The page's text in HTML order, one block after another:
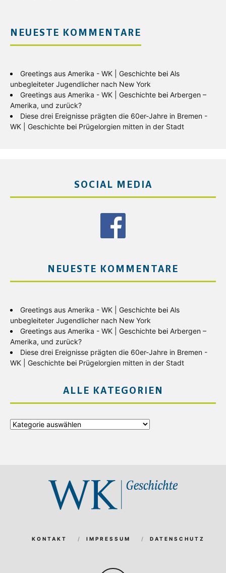
NEUESTE KOMMENTARE
Greetings aus Amerika - WK | Geschichte bei Als
unbegleiteter Jugendlicher nach New York
Greetings aus Amerika - WK | Geschichte bei Arbergen –
Amerika, und zurück?
Diese drei Ereignisse prägten die 60er-Jahre in Bremen -
WK | Geschichte bei Prügelorgien mitten in der Stadt
SOCIAL MEDIA
NEUESTE KOMMENTARE
Greetings aus Amerika - WK | Geschichte bei Als
unbegleiteter Jugendlicher nach New York
Greetings aus Amerika - WK | Geschichte bei Arbergen –
Amerika, und zurück?
Diese drei Ereignisse prägten die 60er-Jahre in Bremen -
WK | Geschichte bei Prügelorgien mitten in der Stadt
ALLE KATEGORIEN
Alle
KONTAKT IMPRESSUM DATENSCHUTZ